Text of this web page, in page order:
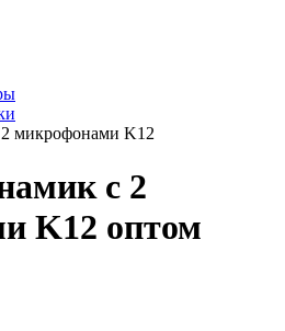
микрофонами K12
с 2
K12 оптом